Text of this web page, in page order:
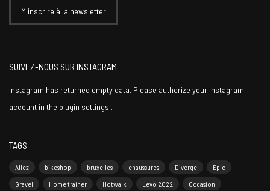
SUIVEZ-NOUS SUR INSTAGRAM
Instagram has returned empty data. Please authorize your Instagram
account in the plugin settings .
TAGS
Allez bikeshop bruxelles chaussures Diverge
Epic
Gravel
Home trainer Hotwalk Levo 2022
Occasion